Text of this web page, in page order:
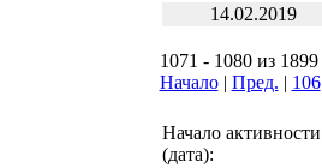
14.02.2019
1071 - 1080 из 1899
Начало| Пред. | 106
Начало активности
(дата):